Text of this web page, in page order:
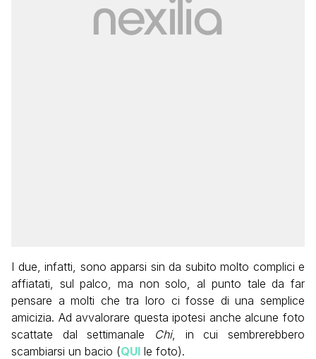
I due, infatti, sono apparsi sin da subito molto complici e
affiatati, sul palco, ma non solo, al punto tale da far
pensare a molti che tra loro ci fosse di una semplice
amicizia. Ad avvalorare questa ipotesi anche alcune foto
scattate dal settimanale Chi, in cui sembrerebbero
scambiarsi un bacio (QUI le foto).